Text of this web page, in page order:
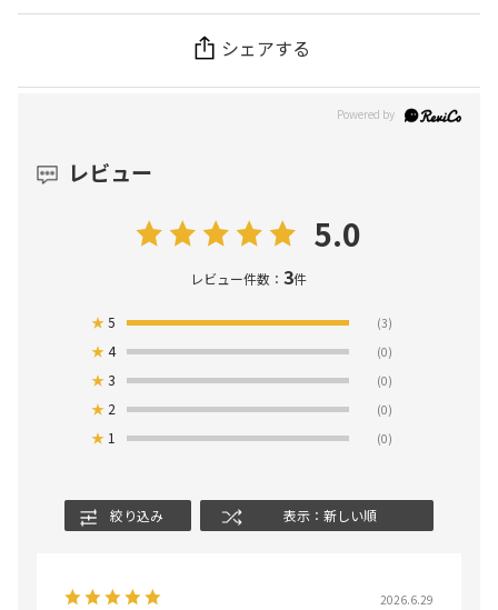
シェアする
レビュー
5.0
レビュー件数：3件
★5 (3)
★4 (0)
★3 (0)
★ 2 (0)
★ 1 (0)
絞り込み 表示：新しい順
2026.6.29